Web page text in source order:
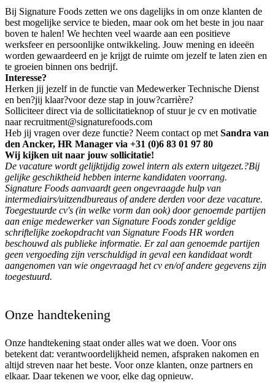
Bij Signature Foods zetten we ons dagelijks in om onze klanten de
best mogelijke service te bieden, maar ook om het beste in jou naar
boven te halen! We hechten veel waarde aan een positieve
werksfeer en persoonlijke ontwikkeling. Jouw mening en ideeën
worden gewaardeerd en je krijgt de ruimte om jezelf te laten zien en
te groeien binnen ons bedrijf.
Interesse?
Herken jij jezelf in de functie van Medewerker Technische Dienst
en ben?jij klaar?voor deze stap in jouw?carrière?
Solliciteer direct via de sollicitatieknop of stuur je cv en motivatie
naar recruitment@signaturefoods.com
Heb jij vragen over deze functie? Neem contact op met Sandra van
den Ancker, HR Manager via +31 (0)6 83 01 97 80
Wij kijken uit naar jouw sollicitatie!
De vacature wordt gelijktijdig zowel intern als extern uitgezet.?Bij
gelijke geschiktheid hebben interne kandidaten voorrang.
Signature Foods aanvaardt geen ongevraagde hulp van
intermediairs/uitzendbureaus of andere derden voor deze vacature.
Toegestuurde cv's (in welke vorm dan ook) door genoemde partijen
aan enige medewerker van Signature Foods zonder geldige
schriftelijke zoekopdracht van Signature Foods HR worden
beschouwd als publieke informatie. Er zal aan genoemde partijen
geen vergoeding zijn verschuldigd in geval een kandidaat wordt
aangenomen van wie ongevraagd het cv en/of andere gegevens zijn
toegestuurd.
Onze handtekening
Onze handtekening staat onder alles wat we doen. Voor ons
betekent dat: verantwoordelijkheid nemen, afspraken nakomen en
altijd streven naar het beste. Voor onze klanten, onze partners en
elkaar. Daar tekenen we voor, elke dag opnieuw.